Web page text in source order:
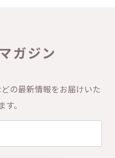
ガジン
の最新情報をお届けいた
す。